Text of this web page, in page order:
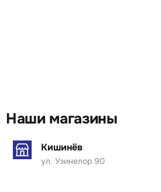
Наши магазины
Кишинёв
ул. Узинелор 90